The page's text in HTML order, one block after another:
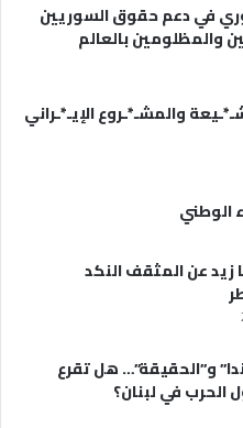
في دعم حقوق السوريين
والمظلومين بالعالم
والمشـ*ـروع الإيـ*ـراني
الوطني
زيد عن المثقف النكد
و”الحقيقة”… هل تقرع
الحرب في لبنان؟